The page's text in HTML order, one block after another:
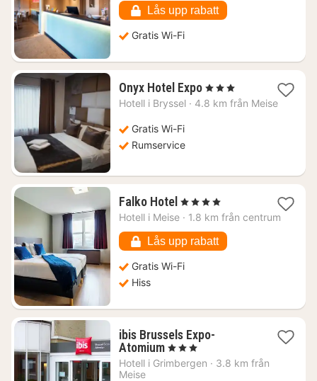
765
kr.
Lås upp rabatt
Gratis Wi-Fi
Onyx Hotel Expo1
natt
, 3 Stjärnor
Hotell i Bryssel · 4.8 km från Meise
Gratis Wi-Fi
Rumservice
Falko Hotel 1
natt
826
kr.
, 4 Stjärnor
Hotell i Meise · 1.8 km från centrum
Lås upp rabatt
Gratis Wi-Fi
Hiss
ibis Brussels Expo-
Atomium1
natt
, 3 Stjärnor
Hotell i Grimbergen · 3.8 km från
Meise